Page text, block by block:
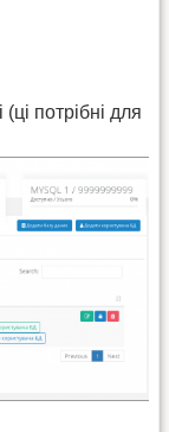
потрібні для